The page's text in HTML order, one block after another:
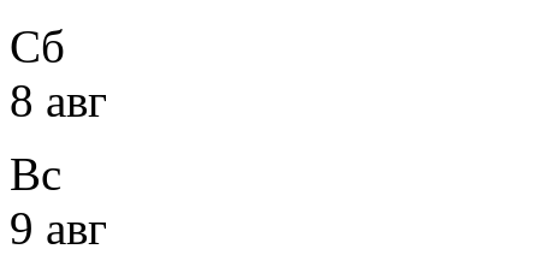
Сб
8 авг
Вс
9 авг